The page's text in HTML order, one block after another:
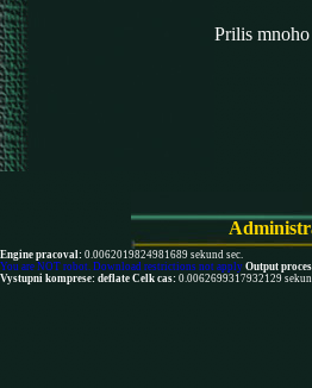
Prilis
Engine pracoval: 0.0062019824981689 sekund sec.
You are NOT robot. Download restrictions not apply Output
Vystupni komprese: deflate Celk cas: 0.0062699317932129